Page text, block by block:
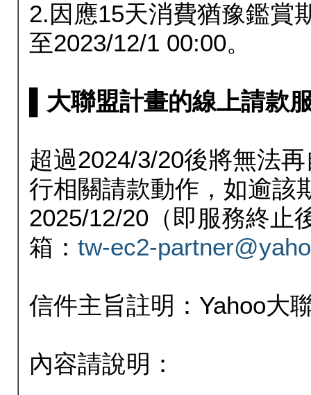
2.因應15天消費猶豫鑑賞
至2023/12/1 00:00。
▌大聯盟計畫的線上請款
超過2024/3/20後將無法
行相關請款動作，如逾該
2025/12/20（即服務終止
箱： tw-ec2-
信件主旨註明：Yahoo大
內容請說明：